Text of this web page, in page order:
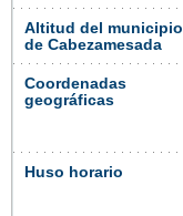
Altitud del municipio
de Cabezamesada
Coordenadas
geográficas
Huso horario